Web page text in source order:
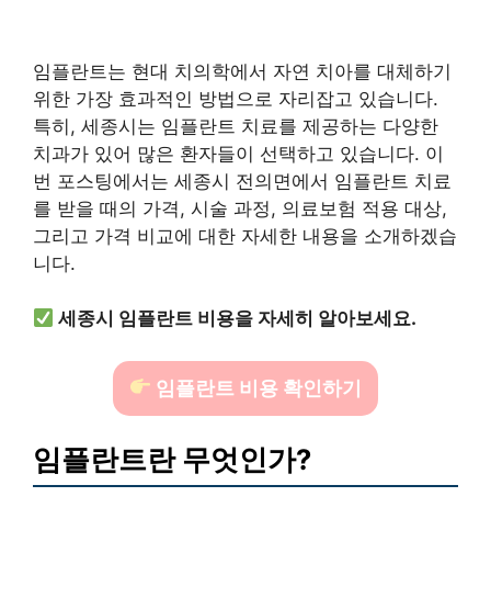
임플란트는 현대 치의학에서 자연 치아를 대체하기
위한 가장 효과적인 방법으로 자리잡고 있습니다.
특히, 세종시는 임플란트 치료를 제공하는 다양한
치과가 있어 많은 환자들이 선택하고 있습니다. 이
번 포스팅에서는 세종시 전의면에서 임플란트 치료
를 받을 때의 가격, 시술 과정, 의료보험 적용 대상,
그리고 가격 비교에 대한 자세한 내용을 소개하겠습
니다.
세종시 임플란트 비용을 자세히 알아보세요.
임플란트 비용 확인하기
임플란트란 무엇인가?